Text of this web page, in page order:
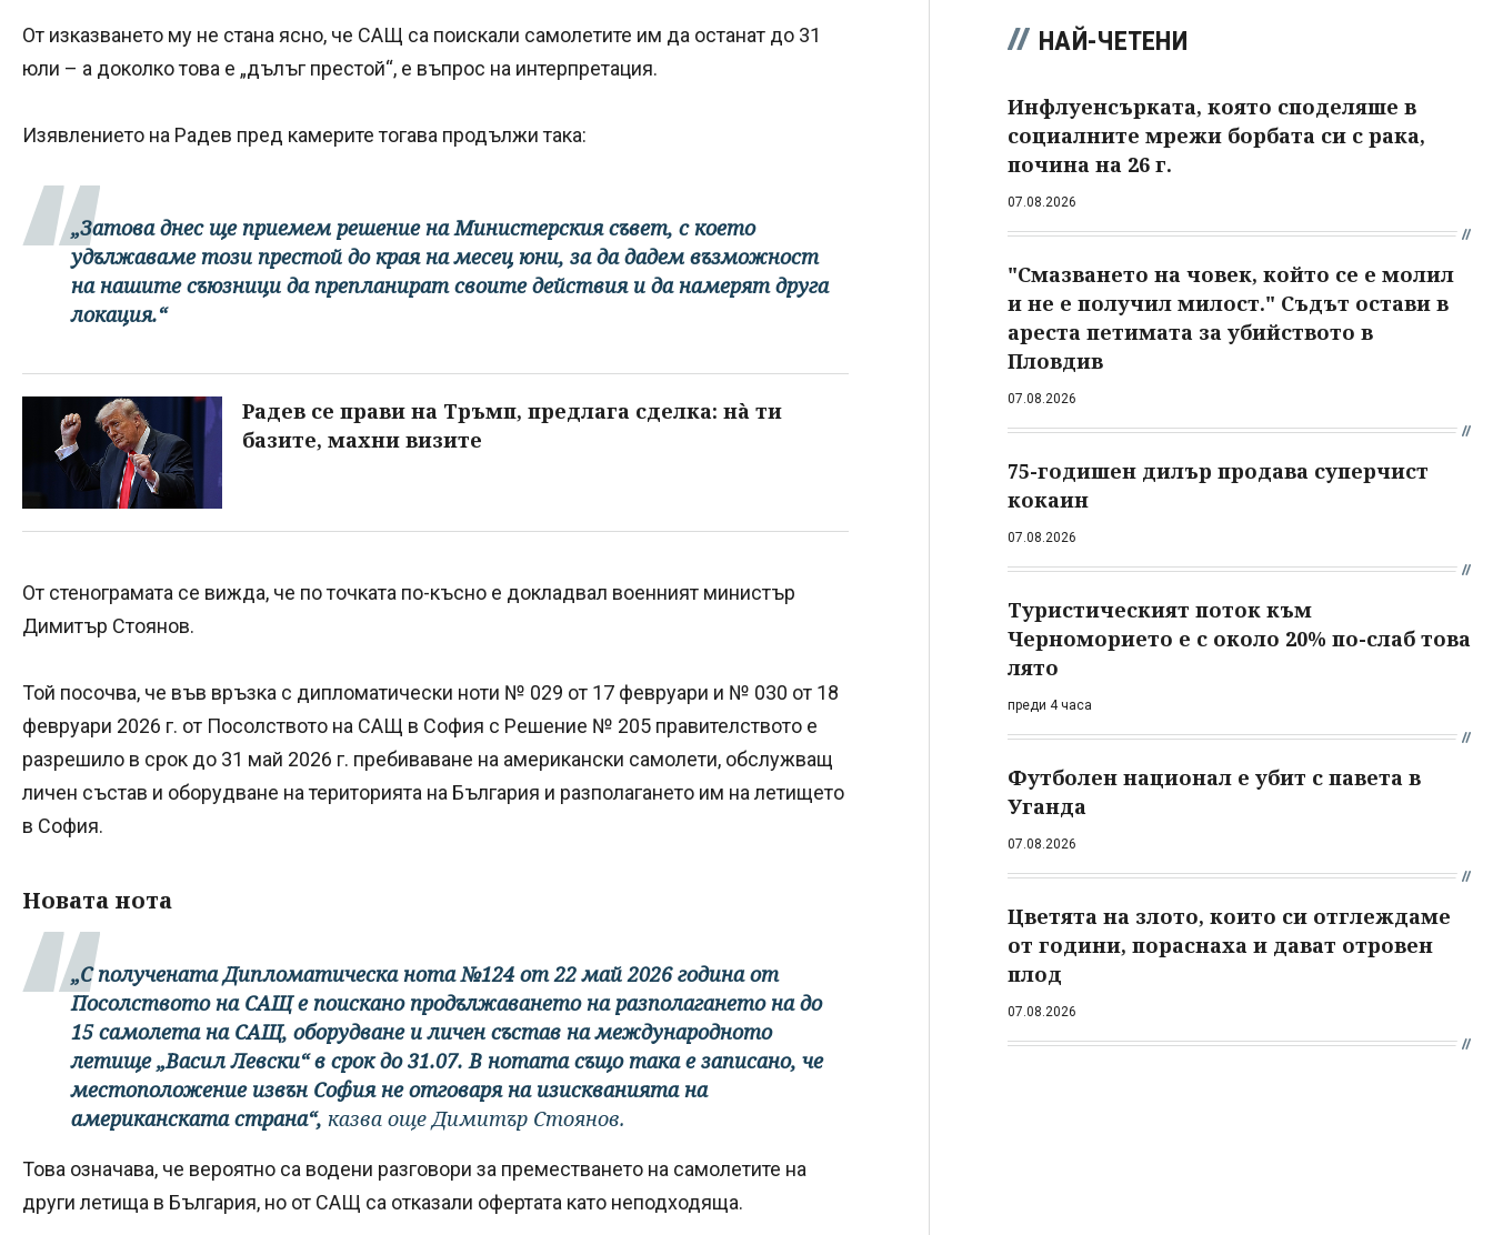
От изказването му не стана ясно, че САЩ са поискали самолетите им да останат до 31
юли – а доколко това е „дълъг престой“, е въпрос на интерпретация.
Изявлението на Радев пред камерите тогава продължи така:
„Затова днес ще приемем решение на Министерския съвет, с което
удължаваме този престой до края на месец юни, за да дадем възможност
на нашите съюзници да препланират своите действия и да намерят друга
локация.“
Радев се прави на Тръмп, предлага сделка: нà ти
базите, махни визите
От стенограмата се вижда, че по точката по-късно е докладвал военният министър
Димитър Стоянов.
Той посочва, че във връзка с дипломатически ноти № 029 от 17 февруари и № 030 от 18
февруари 2026 г. от Посолството на САЩ в София с Решение № 205 правителството е
разрешило в срок до 31 май 2026 г. пребиваване на американски самолети, обслужващ
личен състав и оборудване на територията на България и разполагането им на летището
в София.
Новата нота
„С получената Дипломатическа нота №124 от 22 май 2026 година от
Посолството на САЩ е поискано продължаването на разполагането на до
15 самолета на САЩ, оборудване и личен състав на международното
летище „Васил Левски“ в срок до 31.07. В нотата също така е записано, че
местоположение извън София не отговаря на изискванията на
американската страна“, казва още Димитър Стоянов.
Това означава, че вероятно са водени разговори за преместването на самолетите на
други летища в България, но от САЩ са отказали офертата като неподходяща.
НАЙ-ЧЕТЕНИ
Инфлуенсърката, която споделяше в
социалните мрежи борбата си с рака,
почина на 26 г.
07.08.2026
"Смазването на човек, който се е молил
и не е получил милост." Съдът остави в
ареста петимата за убийството в
Пловдив
07.08.2026
75-годишен дилър продава суперчист
кокаин
07.08.2026
Туристическият поток към
Черноморието е с около 20% по-слаб това
лято
преди 4 часа
Футболен национал е убит с павета в
Уганда
07.08.2026
Цветята на злото, които си отглеждаме
от години, пораснаха и дават отровен
плод
07.08.2026